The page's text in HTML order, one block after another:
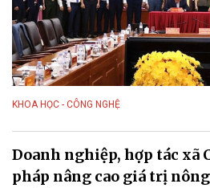
KHOA HỌC - CÔNG NGHỆ
Doanh nghiệp, hợp tác xã
pháp nâng cao giá trị